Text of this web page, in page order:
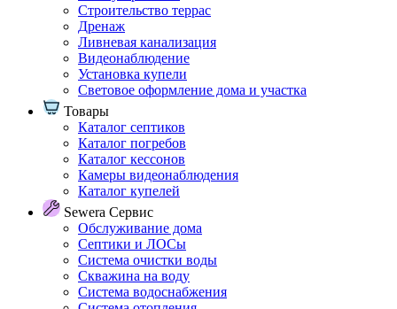
Строительство террас
Дренаж
Ливневая канализация
Видеонаблюдение
Установка купели
Световое оформление дома и участка
Товары
Каталог септиков
Каталог погребов
Каталог кессонов
Камеры видеонаблюдения
Каталог купелей
Sewera Сервис
Обслуживание дома
Септики и ЛОСы
Система очистки воды
Скважина на воду
Система водоснабжения